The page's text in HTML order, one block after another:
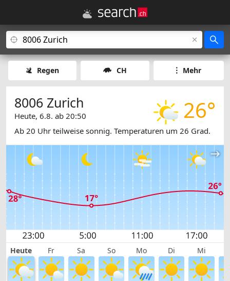
Regen CH Mehr
26°
8006 Zurich
Heute, 6.8. ab 20:50
Ab 20 Uhr teilweise sonnig. Temperaturen um 26 Grad.
Heute Fr Sa So Mo Di Mi